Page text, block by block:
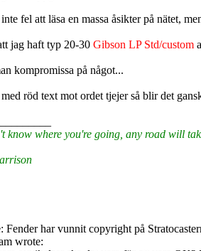
fel att läsa en massa åsikter på nätet,
jag haft typ 20-30 Gibson LP Std/custom
kompromissa på något...
röd text mot ordet tjejer så blir det
know where you're going, any road will
Fender har vunnit copyright på
wrote: